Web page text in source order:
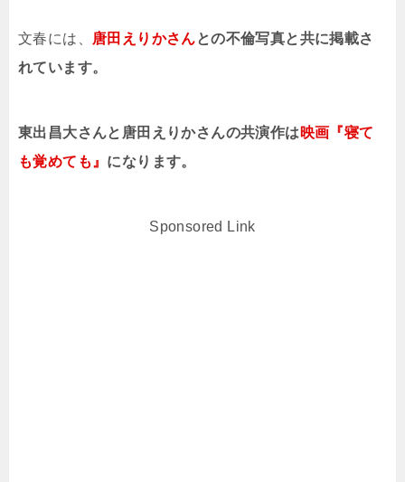
文春には、 唐田えりかさんとの不倫写真と共に掲載さ
れています。
東出昌大さんと唐田えりかさんの共演作は 映画『寝て
も覚めても』 になります。
Sponsored Link